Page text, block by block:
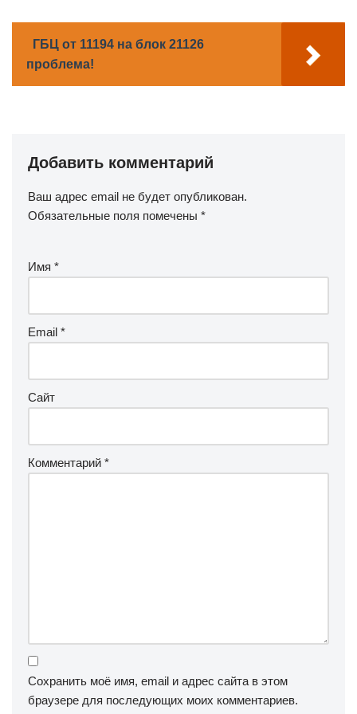
ГБЦ от 11194 на блок 21126
проблема!
Добавить комментарий
Ваш адрес email не будет опубликован.
Обязательные поля помечены *
Имя *
Email *
Сайт
Комментарий *
Сохранить моё имя, email и адрес сайта в этом
браузере для последующих моих комментариев.